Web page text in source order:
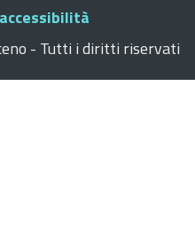
- Tutti i diritti riservati